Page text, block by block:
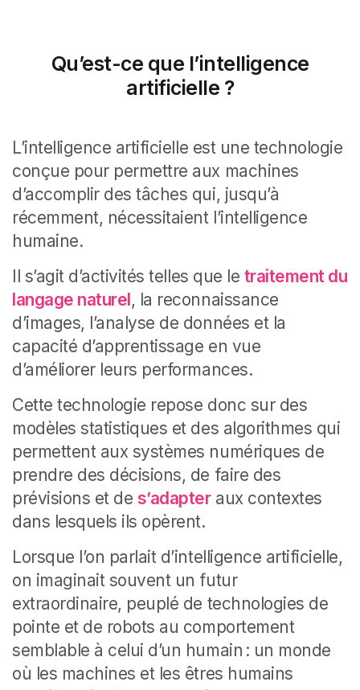
Qu’est-ce que l’intelligence
artificielle ?
L’intelligence artificielle est une technologie
conçue pour permettre aux machines
d’accomplir des tâches qui, jusqu’à
récemment, nécessitaient l’intelligence
humaine.
Il s’agit d’activités telles que le traitement du
langage naturel, la reconnaissance
d’images, l’analyse de données et la
capacité d’apprentissage en vue
d’améliorer leurs performances.
Cette technologie repose donc sur des
modèles statistiques et des algorithmes qui
permettent aux systèmes numériques de
prendre des décisions, de faire des
prévisions et de s’adapteraux contextes
dans lesquels ils opèrent.
Lorsque l’on parlait d’intelligence artificielle,
on imaginait souvent un futur
extraordinaire, peuplé de technologies de
pointe et de robots au comportement
semblable à celui d’un humain : un monde
où les machines et les êtres humains